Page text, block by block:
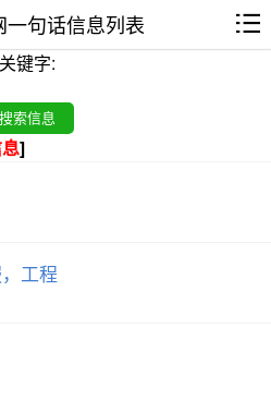
一句话信息列表
关键字:
]
工程